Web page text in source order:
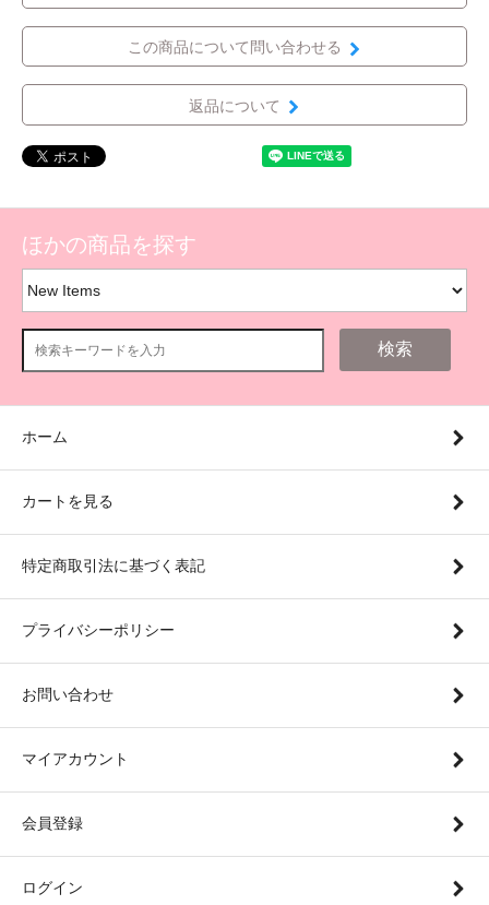
この商品について問い合わせる
返品について
ほかの商品を探す
検索
ホーム
カートを見る
特定商取引法に基づく表記
プライバシーポリシー
お問い合わせ
マイアカウント
会員登録
ログイン